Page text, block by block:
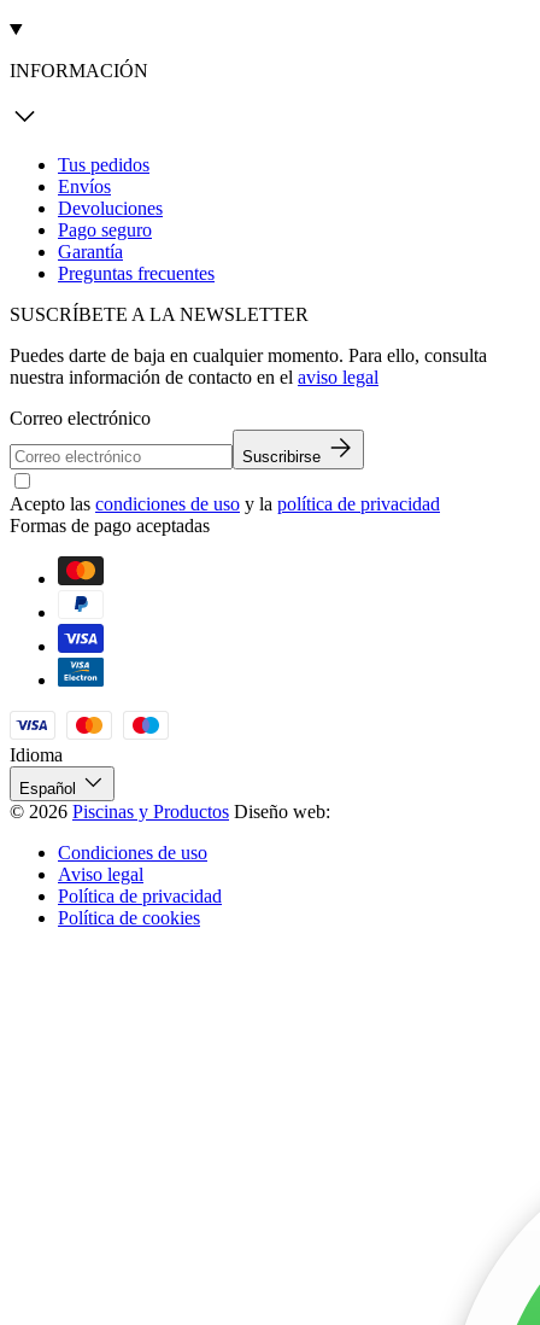
INFORMACIÓN
Tus pedidos
Envíos
Devoluciones
Pago seguro
Garantía
Preguntas frecuentes
SUSCRÍBETE A LA NEWSLETTER
Puedes darte de baja en cualquier momento. Para ello, consulta
nuestra información de contacto en el aviso legal
Correo electrónico
Suscribirse
Acepto las condiciones de uso y la política de privacidad
Formas de pago aceptadas
Idioma
Español
© 2026 Piscinas y Productos Diseño web:
Condiciones de uso
Aviso legal
Política de privacidad
Política de cookies